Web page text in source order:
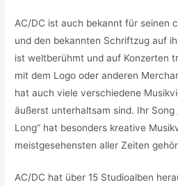
AC/DC ist auch bekannt für seinen
und den bekannten Schriftzug auf
ist weltberühmt und auf Konzerten
mit dem Logo oder anderen
hat auch viele verschiedene
äußerst unterhaltsam sind. Ihr Song
Long“ hat besonders kreative
meistgesehensten aller Zeiten
AC/DC hat über 15 Studioalben